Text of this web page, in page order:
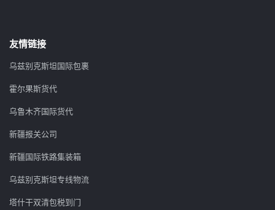
友情链接
乌兹别克斯坦国际包裹
霍尔果斯货代
乌鲁木齐国际货代
新疆报关公司
新疆国际铁路集装箱
乌兹别克斯坦专线物流
塔什干双清包税到门